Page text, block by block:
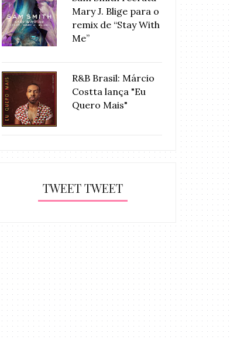
Mary J. Blige para o
remix de “Stay With
Me”
R&B Brasil: Márcio
Costta lança "Eu
Quero Mais"
TWEET TWEET